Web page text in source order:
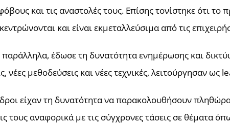
και τις αναστολές τους. Επίσης τονίστηκε ότι το
και είναι εκμεταλλεύσιμα από τις
έδωσε τη δυνατότητα ενημέρωσης και
νέες μεθοδεύσεις και νέες τεχνικές, λειτούργησαν ως
είχαν τη δυνατότητα να παρακολουθήσουν
τους αναφορικά με τις σύγχρονες τάσεις σε θέματα